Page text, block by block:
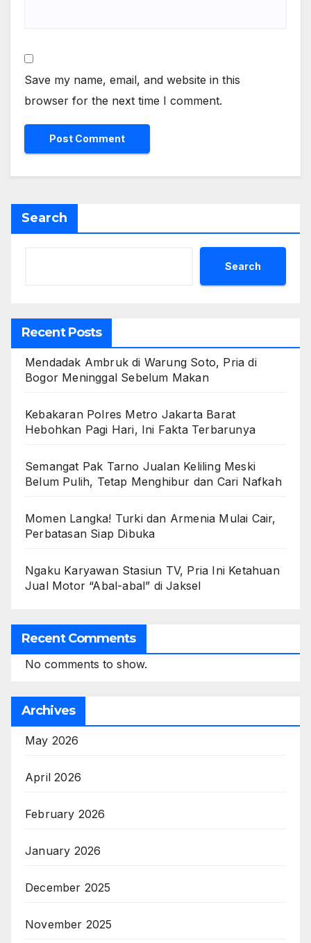
Save my name, email, and website in this
browser for the next time I comment.
Search
Search
Recent Posts
Mendadak Ambruk di Warung Soto, Pria di
Bogor Meninggal Sebelum Makan
Kebakaran Polres Metro Jakarta Barat
Hebohkan Pagi Hari, Ini Fakta Terbarunya
Semangat Pak Tarno Jualan Keliling Meski
Belum Pulih, Tetap Menghibur dan Cari Nafkah
Momen Langka! Turki dan Armenia Mulai Cair,
Perbatasan Siap Dibuka
Ngaku Karyawan Stasiun TV, Pria Ini Ketahuan
Jual Motor “Abal-abal” di Jaksel
Recent Comments
No comments to show.
Archives
May 2026
April 2026
February 2026
January 2026
December 2025
November 2025